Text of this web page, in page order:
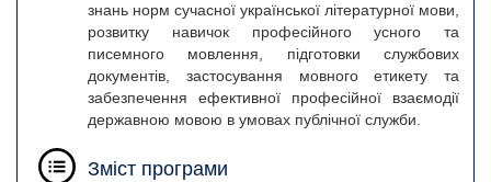
знань норм сучасної української літературної мови,
розвитку навичок професійного усного та
писемного мовлення, підготовки службових
документів, застосування мовного етикету та
забезпечення ефективної професійної взаємодії
державною мовою в умовах публічної служби.
Зміст програми